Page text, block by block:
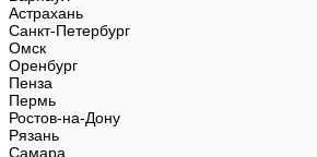
Астрахань
Санкт-Петербург
Омск
Оренбург
Пенза
Пермь
Ростов-на-Дону
Рязань
Самара